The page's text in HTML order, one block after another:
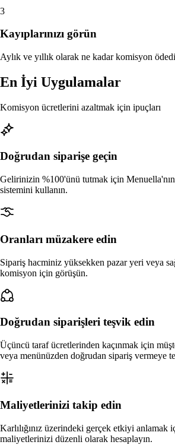
yumuşatma.
3
Kayıplarınızı görün
Aylık ve yıllık olarak ne kadar komisyon
En İyi Uygulamalar
Komisyon ücretlerini azaltmak için ipuçları
Doğrudan siparişe geçin
Gelirinizin %100'ünü tutmak için
sistemini kullanın.
Oranları müzakere edin
Sipariş hacminiz yüksekken pazar yeri veya
komisyon için görüşün.
Doğrudan siparişleri teşvik edin
Üçüncü taraf ücretlerinden kaçınmak için
veya menünüzden doğrudan sipariş vermeye
Maliyetlerinizi takip edin
Karlılığınız üzerindeki gerçek etkiyi anlamak
maliyetlerinizi düzenli olarak hesaplayın.